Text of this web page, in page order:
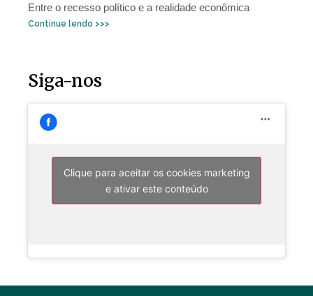
Entre o recesso político e a realidade econômica
Continue lendo >>>
Siga-nos
Clique para aceitar os cookies marketing
e ativar este conteúdo